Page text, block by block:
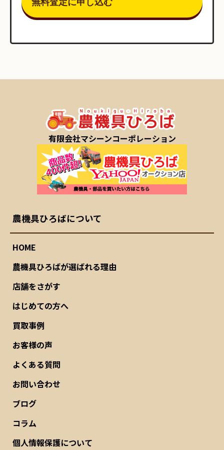
有限会社マシーンコーポレーション
農機具ひろばについて
HOME
農機具ひろばが選ばれる理由
店舗をさがす
はじめての方へ
買取事例
お客様の声
よくある質問
お問い合わせ
ブログ
コラム
個人情報保護について